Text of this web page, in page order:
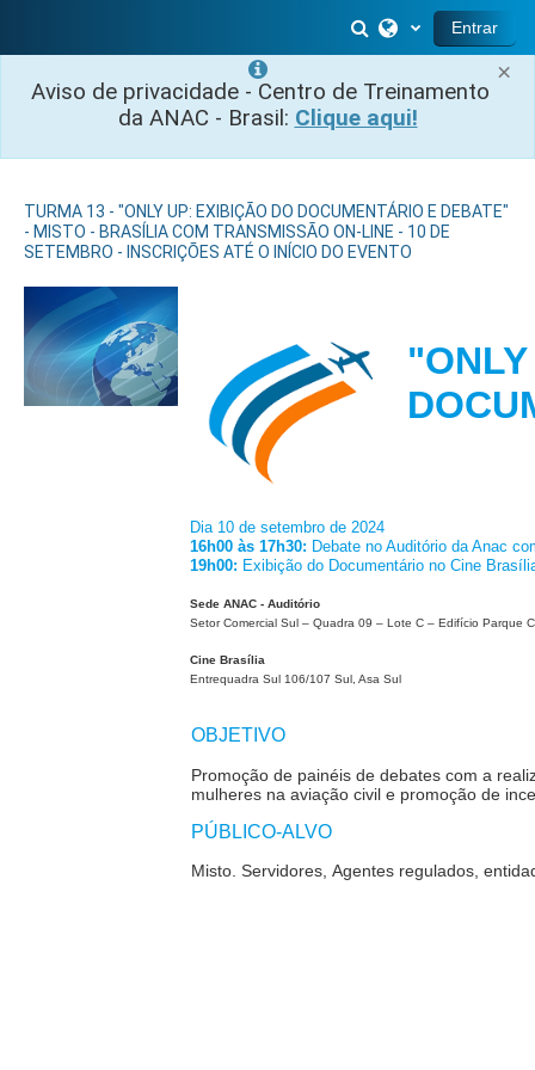
×
Aviso de privacidade - Centro de Treinamento
da ANAC - Brasil: Clique aqui!
Alternar entrada
Entrar
TURMA 13 - "ONLY UP: EXIBIÇÃO DO DOCUMENTÁRIO E DEBATE"
- MISTO - BRASÍLIA COM TRANSMISSÃO ON-LINE - 10 DE
SETEMBRO - INSCRIÇÕES ATÉ O INÍCIO DO EVENTO
Dia 10 de setembro de 2024
16h00 às 17h30: Debate no Auditório da Anac
19h00: Exibição do Documentário no Cine
Sede ANAC - Auditório
Setor Comercial Sul – Quadra 09 – Lote C – Edifício Parque
Cine Brasília
Entrequadra Sul 106/107 Sul, Asa Sul
OBJETIVO
Promoção de painéis de debates com a
mulheres na aviação civil e promoção de
PÚBLICO-ALVO
Misto.Servidores,Agentes regulados,